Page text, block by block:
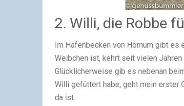
2. Willi, die Robbe
Im Hafenbecken von Hörnum gibt es
Weibchen ist, kehrt seit vielen
Glücklicherweise gib es nebenan
Willi gefüttert habe, geht mein erster
da ist.